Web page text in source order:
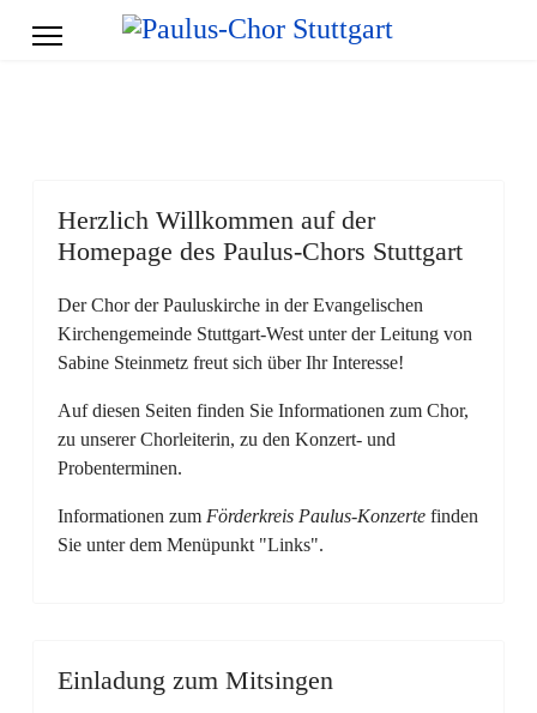
Herzlich Willkommen auf der
Homepage des Paulus-Chors Stuttgart
Der Chor der Pauluskirche in der Evangelischen
Kirchengemeinde Stuttgart-West unter der Leitung von
Sabine Steinmetz freut sich über Ihr Interesse!
Auf diesen Seiten finden Sie Informationen zum Chor,
zu unserer Chorleiterin, zu den Konzert- und
Probenterminen.
Informationen zum Förderkreis Paulus-Konzerte finden
Sie unter dem Menüpunkt "Links".
Einladung zum Mitsingen